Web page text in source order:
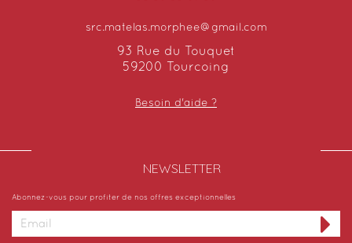
src.matelas.morphee@gmail.com
93 Rue du Touquet
59200 Tourcoing
Besoin d'aide ?
NEWSLETTER​
Abonnez-vous pour profiter de nos offres exceptionnelles